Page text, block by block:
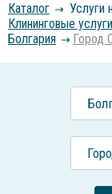
Каталог
Услуги
Клининговые
Болгария
Город